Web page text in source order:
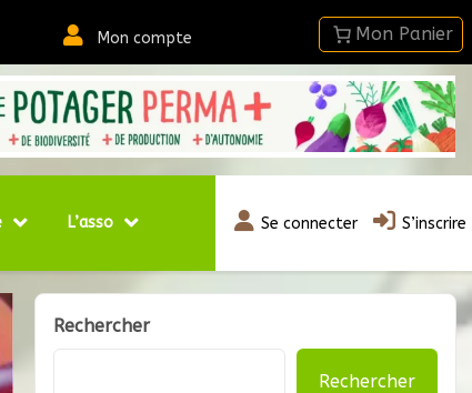
Mon compte
L’asso Se connecter S’inscrire
Rechercher
Rechercher